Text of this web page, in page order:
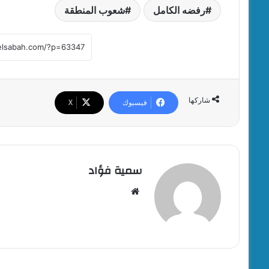
رفضه الكامل شعوب المنطقة
شاركها فيسبوك ‫X
سمية فؤاد